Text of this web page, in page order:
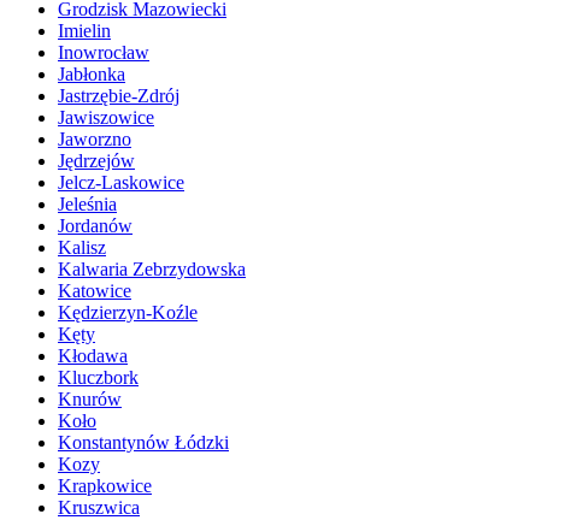
Grodzisk Mazowiecki
Imielin
Inowrocław
Jabłonka
Jastrzębie-Zdrój
Jawiszowice
Jaworzno
Jędrzejów
Jelcz-Laskowice
Jeleśnia
Jordanów
Kalisz
Kalwaria Zebrzydowska
Katowice
Kędzierzyn-Koźle
Kęty
Kłodawa
Kluczbork
Knurów
Koło
Konstantynów Łódzki
Kozy
Krapkowice
Kruszwica